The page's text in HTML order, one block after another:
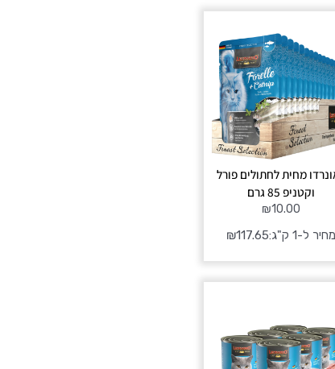
מחית לחתולים פורל
וקטניפ 85 גרם
₪10.00
מחיר ל-1 ק"ג: ₪117.65
עד
⁦₪18.00⁩